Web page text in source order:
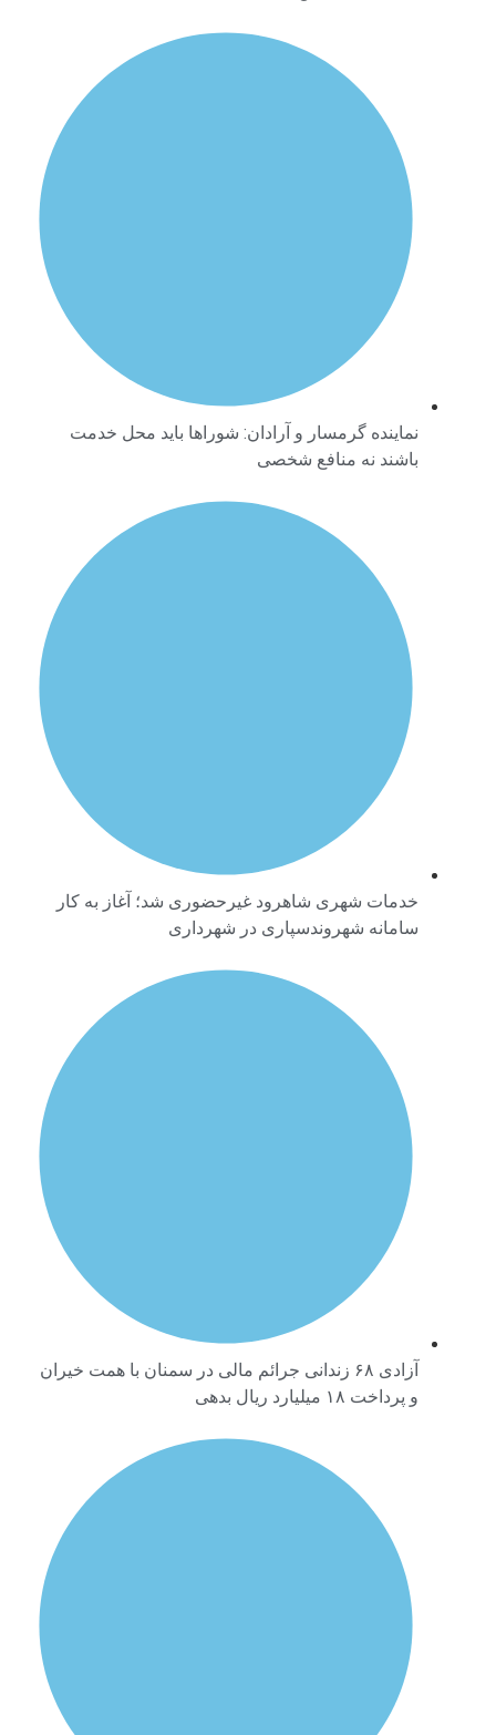
نماینده گرمسار و آرادان: شوراها باید محل خدمت
باشند نه منافع شخصی
خدمات شهری شاهرود غیرحضوری شد؛ آغاز به کار
سامانه شهروندسپاری در شهرداری
آزادی ۶۸ زندانی جرائم مالی در سمنان با همت خیران
و پرداخت ۱۸ میلیارد ریال بدهی